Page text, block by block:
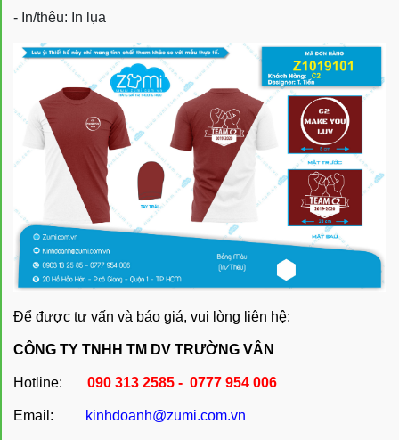
- In/thêu: In lụa
Để được tư vấn và báo giá, vui lòng liên hệ:
CÔNG TY TNHH TM DV TRƯỜNG VÂN
Hotline: 090 313 2585 - 0777 954 006
Email: kinhdoanh@zumi.com.vn